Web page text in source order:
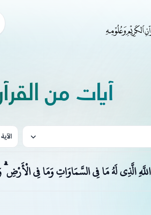
آيات من
الآية 2
اللَّهِ الَّذِي لَهُ مَا فِي السَّمَاوَاتِ وَمَا فِي